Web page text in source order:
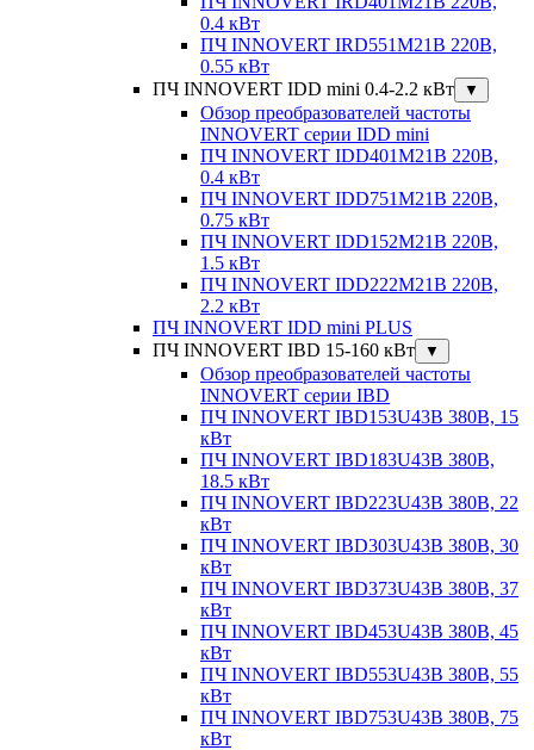
0.4 кВт
ПЧ INNOVERT IRD551M21B 220В,
0.55 кВт
ПЧ INNOVERT IDD mini 0.4-2.2 кВт
▼
Обзор преобразователей частоты
INNOVERT серии IDD mini
ПЧ INNOVERT IDD401M21B 220В,
0.4 кВт
ПЧ INNOVERT IDD751M21B 220В,
0.75 кВт
ПЧ INNOVERT IDD152M21B 220В,
1.5 кВт
ПЧ INNOVERT IDD222M21B 220В,
2.2 кВт
ПЧ INNOVERT IDD mini PLUS
ПЧ INNOVERT IBD 15-160 кВт
▼
Обзор преобразователей частоты
INNOVERT серии IBD
ПЧ INNOVERT IBD153U43B 380В, 15
кВт
ПЧ INNOVERT IBD183U43B 380В,
18.5 кВт
ПЧ INNOVERT IBD223U43B 380В, 22
кВт
ПЧ INNOVERT IBD303U43B 380В, 30
кВт
ПЧ INNOVERT IBD373U43B 380В, 37
кВт
ПЧ INNOVERT IBD453U43B 380В, 45
кВт
ПЧ INNOVERT IBD553U43B 380В, 55
кВт
ПЧ INNOVERT IBD753U43B 380В, 75
кВт